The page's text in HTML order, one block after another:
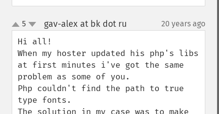
up
down
5 gav-alex at bk dot ru 20 years ago
Hi all!
When my hoster updated his php's libs
at first minutes i've got the same
problem as some of you.
Php couldn't find the path to true
type fonts.
The solution in my case was to make